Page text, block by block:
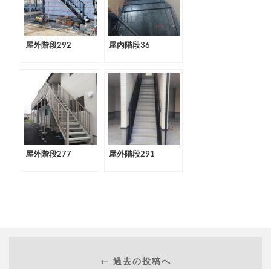
屋外階段292 屋内階段36
屋外階段277 屋外階段291
← 過去の投稿へ